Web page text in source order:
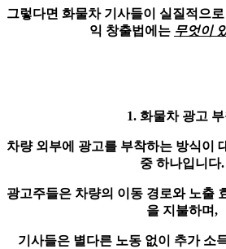
그렇다면 화물차 기사들이 실질적으
익 창출법에는 무엇이
1. 화물차 광고
차량 외부에 광고를 부착하는 방식이
중 하나입니다.
광고주들은 차량의 이동 경로와 노출
을 지불하며,
기사들은 별다른 노동 없이 추가 소